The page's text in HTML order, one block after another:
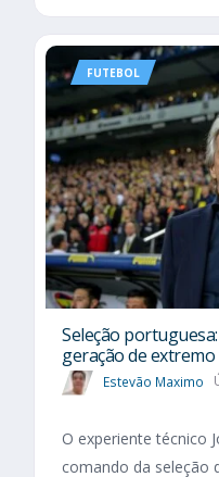
FUTEBOL
Seleção
geração de
Estevão Maximo
O experiente técnico
comando da seleção